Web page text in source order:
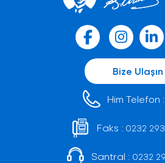
Bize Ulaşın
Him Telefon :
Faks : 0232
Santral : 0232